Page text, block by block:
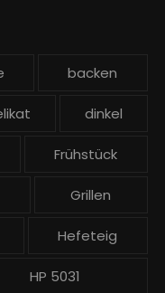
backen
dinkel
Frühstück
Grillen
Hefeteig
HP 5031